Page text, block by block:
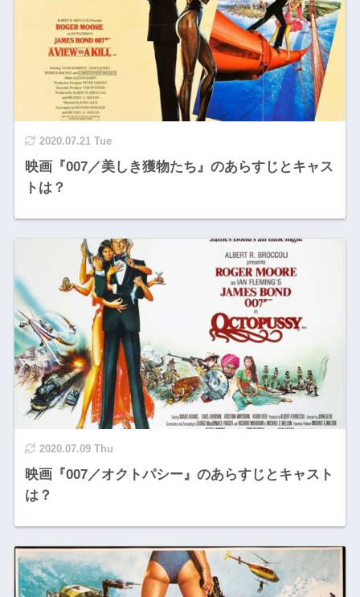
2020.07.21 Tue
映画『007／美しき獲物たち』のあらすじとキャス
トは？
2020.07.09 Thu
映画『007／オクトパシー』のあらすじとキャスト
は？